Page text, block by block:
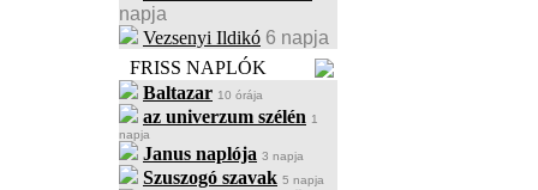
napja
Vezsenyi Ildikó 6 napja
FRISS NAPLÓK
Baltazar 10 órája
az univerzum szélén 1
napja
Janus naplója 3 napja
Szuszogó szavak 5 napja